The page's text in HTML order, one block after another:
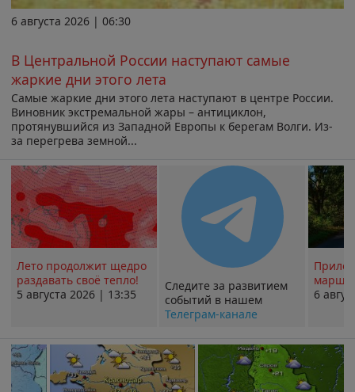
6 августа 2026 | 06:30
В Центральной России наступают самые
жаркие дни этого лета
Самые жаркие дни этого лета наступают в центре России.
Виновник экстремальной жары – антициклон,
протянувшийся из Западной Европы к берегам Волги. Из-
за перегрева земной...
Лето продолжит щедро
раздавать своё тепло!
5 августа 2026 | 13:35
Следите за развитием
событий в нашем
Телеграм-канале
6